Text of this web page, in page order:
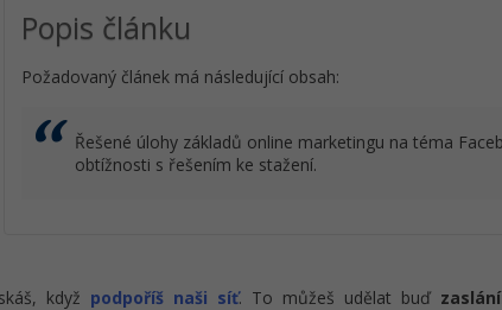
Popis článku
Požadovaný článek má následující obsah:
Řešené úlohy základů online marketingu na téma
obtížnosti s řešením ke stažení.
když podpoříš naši síť. To můžeš udělat buď